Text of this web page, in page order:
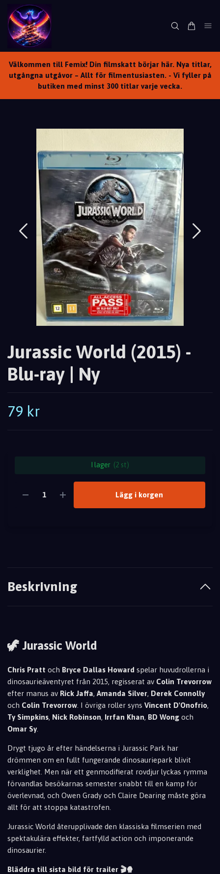
Välkommen till Femix! Din filmskatt börjar här. Nya titlar,
utgångna utgåvor – Allt för filmentusiasten. - Vi fyller på
butiken med minst 300 titlar varje vecka.
Jurassic World (2015) -
Blu-ray | Ny
79 kr
I lager (2 st)
Lägg i korgen
Beskrivning
🦖 Jurassic World
Chris Pratt och Bryce Dallas Howard spelar huvudrollerna i
dinosaurieäventyret från 2015, regisserat av Colin Trevorrow
efter manus av Rick Jaffa, Amanda Silver, Derek Connolly
och Colin Trevorrow . I övriga roller syns Vincent D'Onofrio,
Ty Simpkins, Nick Robinson, Irrfan Khan, BD Wong och
Omar Sy
Drygt tjugo år efter händelserna i Jurassic Park har
drömmen om en fullt fungerande dinosauriepark blivit
verklighet. Men när ett genmodifierat rovdjur lyckas rymma
förvandlas besökarnas semester snabbt till en kamp för
överlevnad, och Owen Grady och Claire Dearing måste göra
allt för att stoppa katastrofen.
Jurassic World återupplivade den klassiska filmserien med
spektakulära effekter, fartfylld action och imponerande
dinosaurier.
Bläddra till sista bild för trailer 🎬🍿